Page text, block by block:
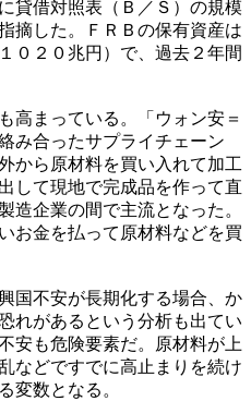
貸借対照表（Ｂ／Ｓ）の規模
摘した。ＦＲＢの保有資産は
０２０兆円）で、過去２年間
高まっている。「ウォン安＝
み合ったサプライチェーン
から原材料を買い入れて加工
して現地で完成品を作って直
造企業の間で主流となった。
お金を払って原材料などを買
国不安が長期化する場合、か
れがあるという分析も出てい
安も危険要素だ。原材料が上
などですでに高止まりを続け
変数となる。